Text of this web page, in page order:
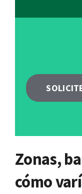
Zonas,
cómo